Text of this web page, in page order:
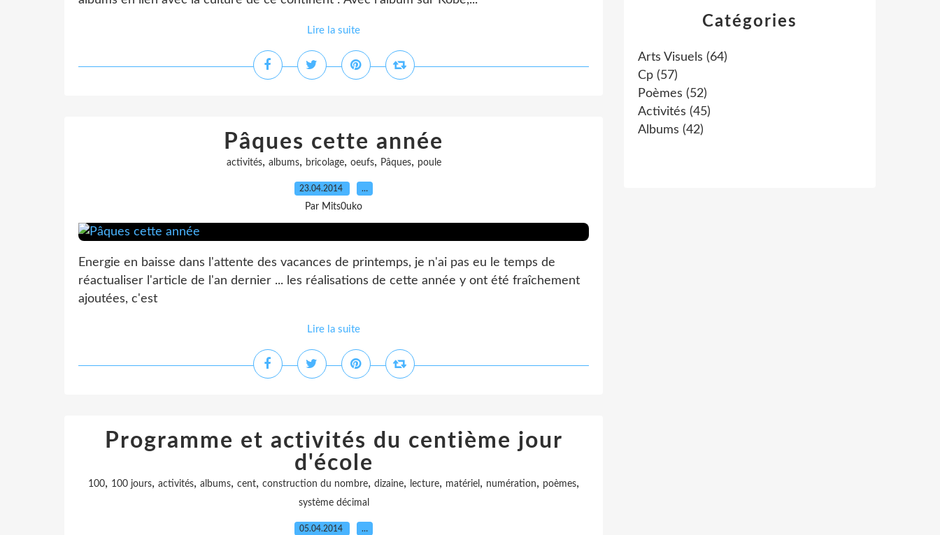
Lire la suite
Pâques cette année
activités, albums, bricolage, oeufs, Pâques, poule
23.04.2014 …
Par Mits0uko
Energie en baisse dans l'attente des vacances de printemps, je n'ai pas eu le temps de
réactualiser l'article de l'an dernier ... les réalisations de cette année y ont été fraîchement
ajoutées, c'est
Lire la suite
Programme et activités du centième jour
d'école
100, 100 jours, activités, albums, cent, construction du nombre, dizaine, lecture, matériel , numération, poèmes,
système décimal
05.04.2014 …
Catégories
Arts Visuels (64)
Cp (57)
Poèmes (52)
Activités (45)
Albums (42)